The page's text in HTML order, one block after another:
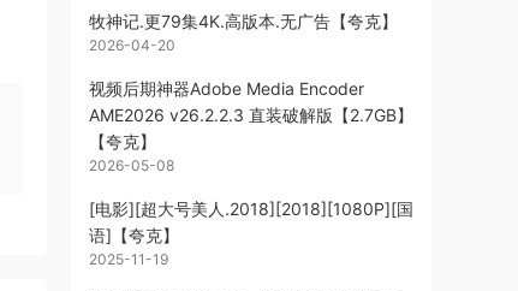
牧神记.更79集4K.高版本.无广告【夸克】
2026-04-20
视频后期神器Adobe Media Encoder
AME2026 v26.2.2.3 直装破解版【2.7GB】
【夸克】
2026-05-08
[电影][超大号美人.2018][2018][1080P][国
语]【夸克】
2025-11-19